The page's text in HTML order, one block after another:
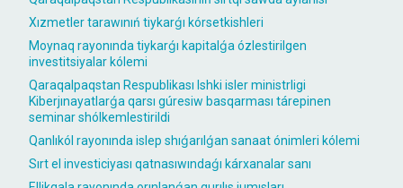
Xızmetler tarawınıń tiykarǵı kórsetkishleri
Moynaq rayonında tiykarǵı kapitalǵa ózlestirilgen
investitsiyalar kólemi
Qaraqalpaqstan Respublikası Ishki isler ministrligi
Kiberjınayatlarǵa qarsı gúresiw basqarması tárepinen
seminar shólkemlestirildi
Qanlıkól rayonında islep shıǵarılǵan sanaat ónimleri kólemi
Sırt el investiciyası qatnasıwındaǵı kárxanalar sanı